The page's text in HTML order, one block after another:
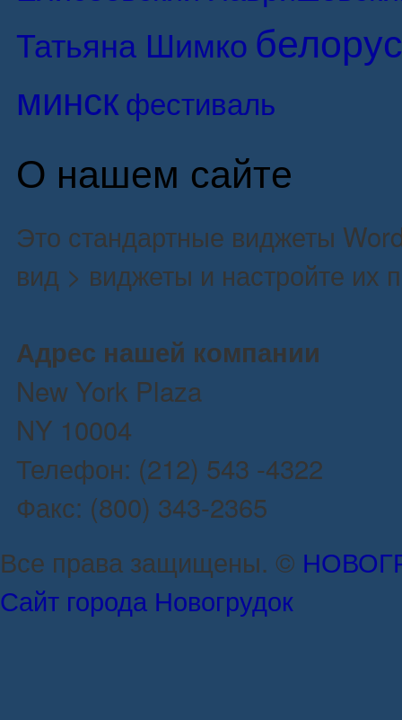
Татьяна Шимко
минскфестиваль
О нашем сайте
Это стандартные виджеты
вид > виджеты и настройте их
Адрес нашей компании
New York Plaza
NY 10004
Телефон: (212) 543 -4322
Факс: (800) 343-2365
Все права защищены. ©
Сайт города Новогрудок